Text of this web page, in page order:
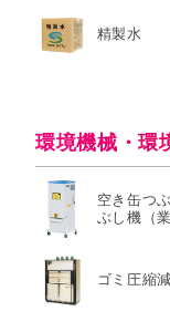
精製水
環境機械・環
空き缶つ
ぶし機（
ゴミ圧縮